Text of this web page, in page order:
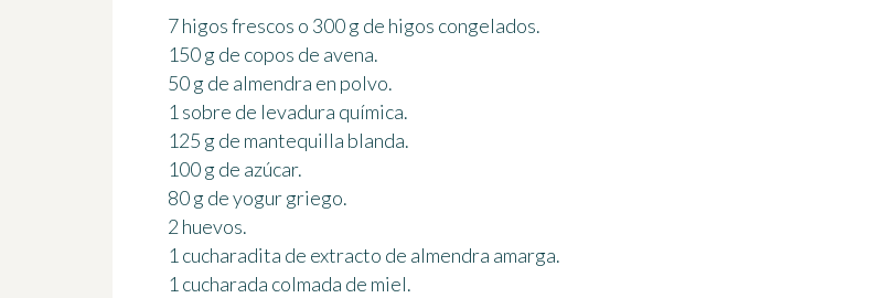
7 higos frescos o 300 g de higos congelados.
150 g de copos de avena.
50 g de almendra en polvo.
1 sobre de levadura química.
125 g de mantequilla blanda.
100 g de azúcar.
80 g de yogur griego.
2 huevos.
1 cucharadita de extracto de almendra amarga.
1 cucharada colmada de miel.